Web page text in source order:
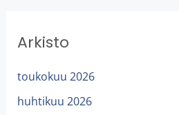
Arkisto
toukokuu 2026
huhtikuu 2026